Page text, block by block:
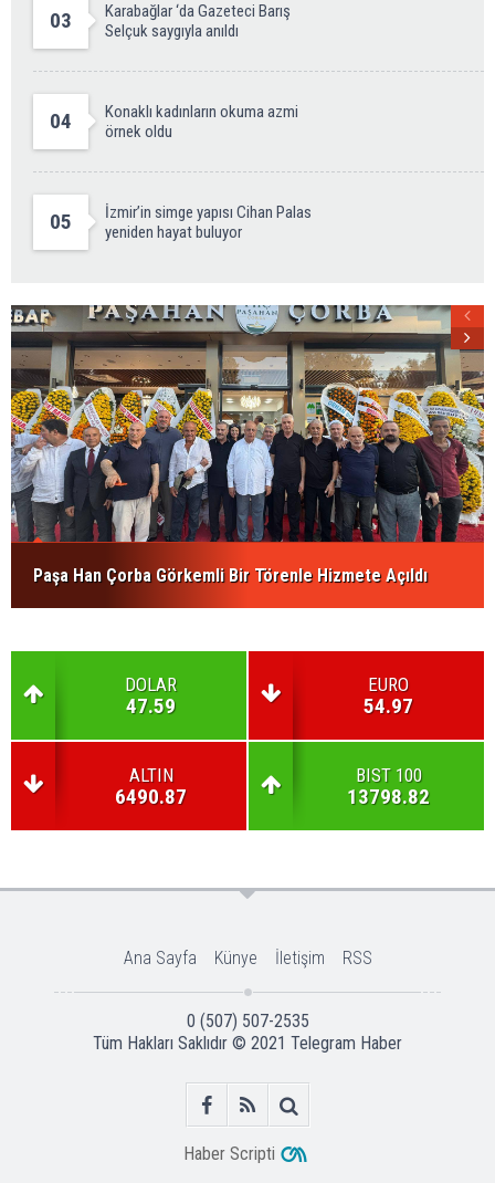
03
Karabağlar ‘da Gazeteci Barış
Selçuk saygıyla anıldı
04
Konaklı kadınların okuma azmi
örnek oldu
05
İzmir’in simge yapısı Cihan Palas
yeniden hayat buluyor
Paşa Han Çorba Görkemli Bir Törenle Hizmete Açıldı
DOLAR
47.59
EURO
54.97
ALTIN
6490.87
BIST 100
13798.82
Ana Sayfa Künye İletişim RSS
0 (507) 507-2535
Tüm Hakları Saklıdır © 2021 Telegram Haber
Haber Scripti